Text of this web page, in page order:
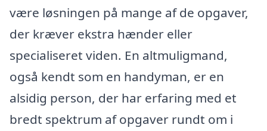
være løsningen på mange af de opgaver,
der kræver ekstra hænder eller
specialiseret viden. En altmuligmand,
også kendt som en handyman, er en
alsidig person, der har erfaring med et
bredt spektrum af opgaver rundt om i